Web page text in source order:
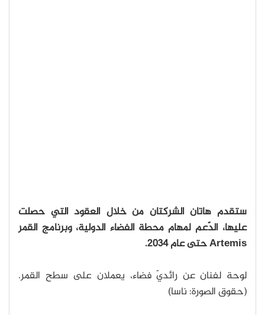
ستقدم هاتان الشركتان من خلال العقود التي حصلت
عليها، الدّعم لمهام محطة الفضاء الدولية، وبرنامج القمر
Artemis حتى عام 2034.
لوحة لفنان عن رائديّ فضاء، يعملان على سطح القمر.
(حقوق الصورة: ناسا)